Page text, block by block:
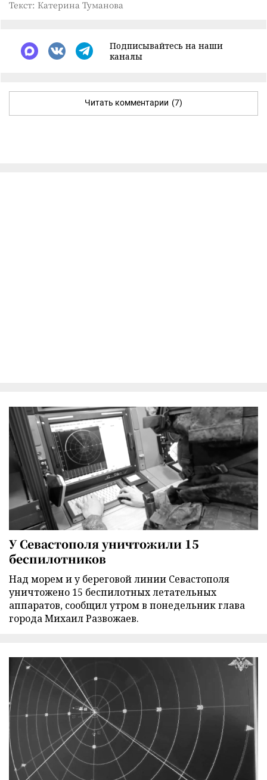
Текст: Катерина Туманова
Подписывайтесь на наши
каналы
Читать комментарии (7)
У Севастополя уничтожили 15
беспилотников
Над морем и у береговой линии Севастополя
уничтожено 15 беспилотных летательных
аппаратов, сообщил утром в понедельник глава
города Михаил Развожаев.